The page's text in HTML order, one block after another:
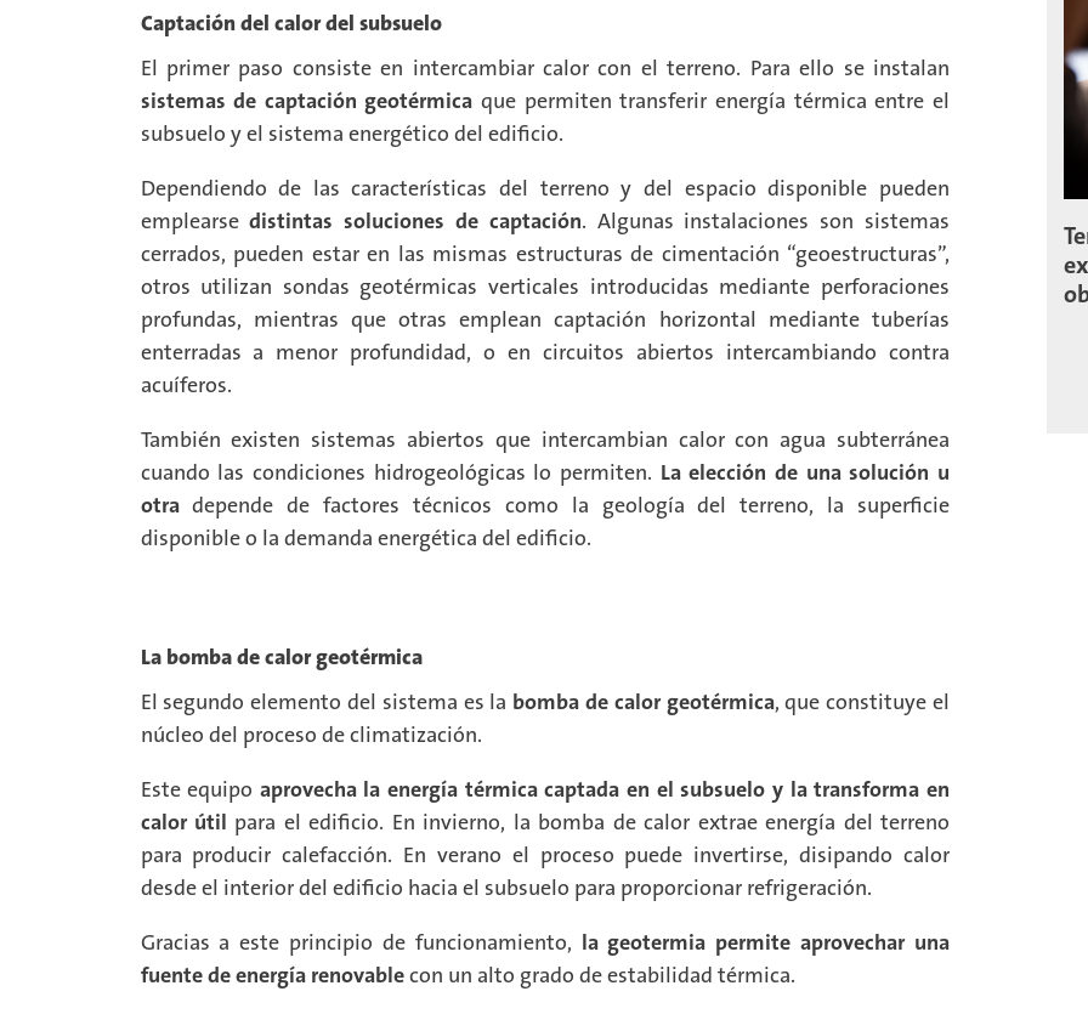
Captación del calor del subsuelo
El primer paso consiste en intercambiar calor con el terreno. Para ello se instalan
sistemas de captación geotérmica que permiten transferir energía térmica entre el
subsuelo y el sistema energético del edificio.
Dependiendo de las características del terreno y del espacio disponible pueden
emplearsedistintas soluciones de captación. Algunas instalaciones son sistemas
cerrados, pueden estar en las mismas estructuras de cimentación “geoestructuras”,
otros utilizan sondas geotérmicas verticales introducidas mediante perforaciones
profundas, mientras que otras emplean captación horizontal mediante tuberías
enterradas a menor profundidad, o en circuitos abiertos intercambiando contra
acuíferos.
También existen sistemas abiertos que intercambian calor con agua subterránea
cuando las condiciones hidrogeológicas lo permiten. La elección de una solución u
otradepende de factores técnicos como la geología del terreno, la superficie
disponible o la demanda energética del edificio.
La bomba de calor geotérmica
El segundo elemento del sistema es la bomba de calor geotérmica, que constituye el
núcleo del proceso de climatización.
Este equipo aprovecha la energía térmica captada en el subsuelo y la transforma en
calor útil para el edificio. En invierno, la bomba de calor extrae energía del terreno
para producir calefacción. En verano el proceso puede invertirse, disipando calor
desde el interior del edificio hacia el subsuelo para proporcionar refrigeración.
Gracias a este principio de funcionamiento, la geotermia permite aprovechar una
fuente de energía renovablecon un alto grado de estabilidad térmica.